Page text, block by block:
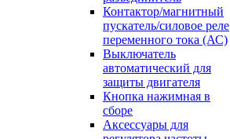
Контактор/магнитный
пускатель/силовое реле
переменного тока (АС)
Выключатель
автоматический для
защиты двигателя
Кнопка нажимная в
сборе
Аксессуары для